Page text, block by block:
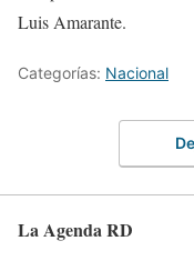
Luis Amarante.
Categorías: Nacional
La Agenda RD